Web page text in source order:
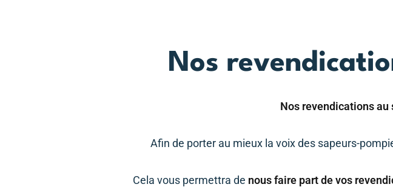
Nos
Nos revendications au
Afin de porter au mieux la voix des sapeurs-
Cela vous permettra de nous faire part de vos
Remember me